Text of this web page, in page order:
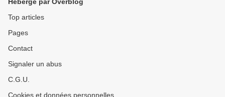
Top articles
Pages
Contact
Signaler un abus
C.G.U.
Cookies et données personnelles